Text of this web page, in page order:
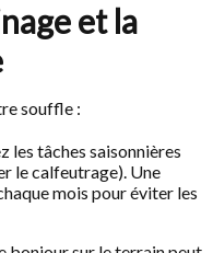
et la
souffle :
les tâches saisonnières
le calfeutrage). Une
mois pour éviter les